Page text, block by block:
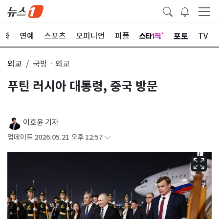
화 연예 스포츠 오피니언 피플 포토 TV
외교 국방ㆍ외교
푸틴 러시아 대통령, 중국 방문
이호윤 기자
업데이트 2026.05.21 오후 12:57